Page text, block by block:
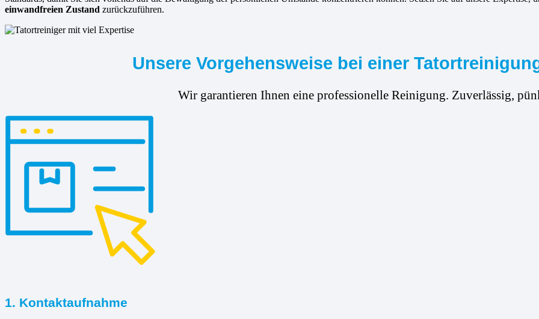
einwandfreien Zustand zurückzuführen.
Unsere Vorgehensweise bei einer
Wir garantieren Ihnen eine professionelle Reinigung. Zuverlässig,
1. Kontaktaufnahme